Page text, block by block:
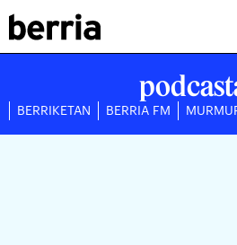
BERRIKETAN BERRIA FM